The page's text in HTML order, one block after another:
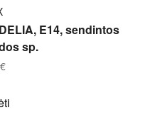
E14, sendintos
sp.
€